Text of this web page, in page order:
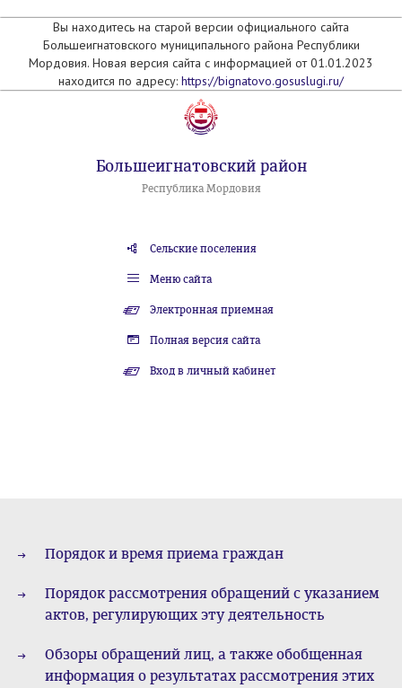
Вы находитесь на старой версии официального сайта
Большеигнатовского муниципального района Республики
Мордовия. Новая версия сайта с информацией от 01.01.2023
находится по адресу: https://bignatovo.gosuslugi.ru/
Большеигнатовский район
Республика Мордовия
Сельские поселения
Меню сайта
Электронная приемная
Полная версия сайта
Вход в личный кабинет
Порядок и время приема граждан
Порядок рассмотрения обращений с указанием
актов, регулирующих эту деятельность
Обзоры обращений лиц, а также обобщенная
информация о результатах рассмотрения этих